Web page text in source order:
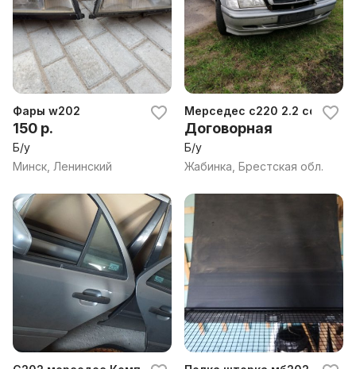
Фары w202
150 р.
Б/у
Минск, Ленинский
Мерседес с220 2.2 cdi по
Договорная
Б/у
Жабинка, Брестская обл.